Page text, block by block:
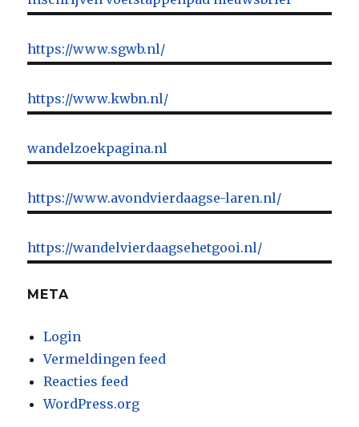
https://www.sgwb.nl/
https://www.kwbn.nl/
wandelzoekpagina.nl
https://www.avondvierdaagse-laren.nl/
https://wandelvierdaagsehetgooi.nl/
META
Login
Vermeldingen feed
Reacties feed
WordPress.org